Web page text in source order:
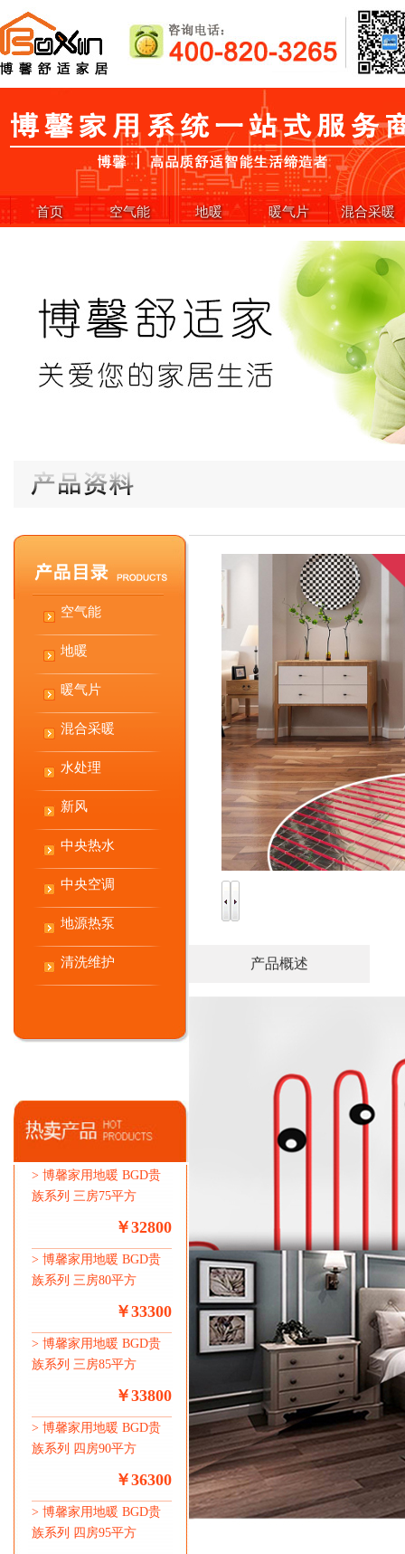
首页 空气能 地暖 暖气片 混合采暖
空气能
地暖
暖气片
混合采暖
水处理
新风
中央热水
中央空调
地源热泵
清洗维护
> 博馨家用地暖 BGD贵
族系列 三房75平方
￥32800
> 博馨家用地暖 BGD贵
族系列 三房80平方
￥33300
> 博馨家用地暖 BGD贵
族系列 三房85平方
￥33800
> 博馨家用地暖 BGD贵
族系列 四房90平方
￥36300
> 博馨家用地暖 BGD贵
族系列 四房95平方
产品概述